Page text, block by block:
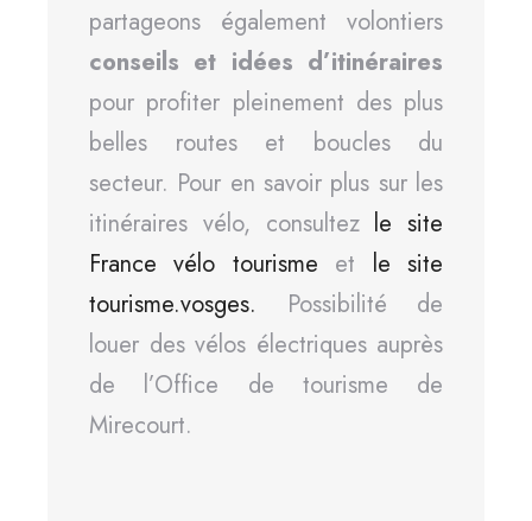
partageons également volontiers
conseils et idées d’itinéraires
pour profiter pleinement des plus
belles routes et boucles du
secteur. Pour en savoir plus sur les
itinéraires vélo, consultez le site
France vélo tourisme et le site
tourisme.vosges. Possibilité de
louer des vélos électriques auprès
de l’Office de tourisme de
Mirecourt.